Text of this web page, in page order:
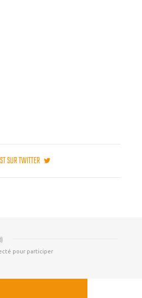
SUR TWITTER
0)
pour participer